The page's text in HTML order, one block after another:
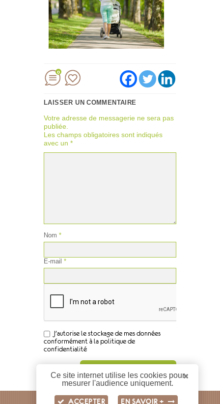
0
LAISSER UN COMMENTAIRE
Votre adresse de messagerie ne sera pas
publiée.
Les champs obligatoires sont indiqués
avec un *
Nom *
E-mail *
J'autorise le stockage de mes données
conformément à la politique de
confidentialité
Ce site internet utilise les cookies pour
mesurer l'audience uniquement.
ACCEPTER EN SAVOIR +